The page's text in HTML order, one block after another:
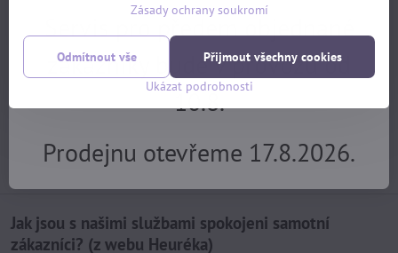
Potřebujete poradit?
+420 725 729 111
tomas​@velofiala​.cz
Jak jsou s našimi službami spokojeni samotní
zákazníci? (z webu Heuréka)
Zásady ochrany soukromí
Ukázat podrobnosti
Přijmout všechny cookies
Odmítnout vše
Servis pro předem objednané
zákazníky bude v provozu od
10.8.
Prodejnu otevřeme 17.8.2026.